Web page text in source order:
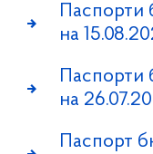
Паспорти
на
Паспорти
на
Паспорт